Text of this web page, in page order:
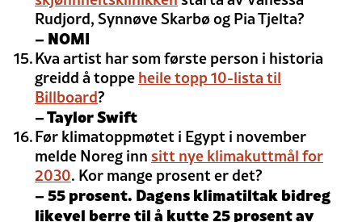
Rudjord, Synnøve Skarbø og Pia Tjelta?
– NOMI
Kva artist har som første person i historia
greidd å toppeheile topp 10-lista til
Billboard?
– Taylor Swift
Før klimatoppmøtet i Egypt i november
melde Noreg innsitt nye klimakuttmål for
2030. Kor mange prosent er det?
– 55 prosent. Dagens klimatiltak bidreg
likevel berre til å kutte 25 prosent av